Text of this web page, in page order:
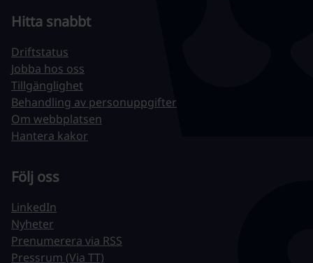
Hitta snabbt
Driftstatus
Jobba hos oss
Tillgänglighet
Behandling av personuppgifter
Om webbplatsen
Hantera kakor
Följ oss
LinkedIn
Nyheter
Prenumerera via RSS
Pressrum (Via TT)